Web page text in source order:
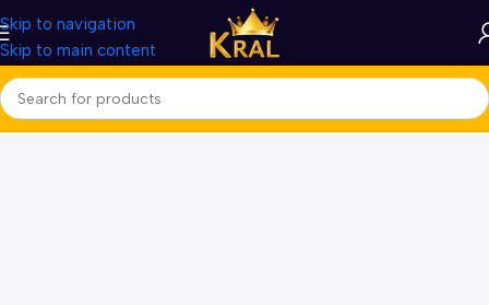
Skip to navigation
Skip to main content